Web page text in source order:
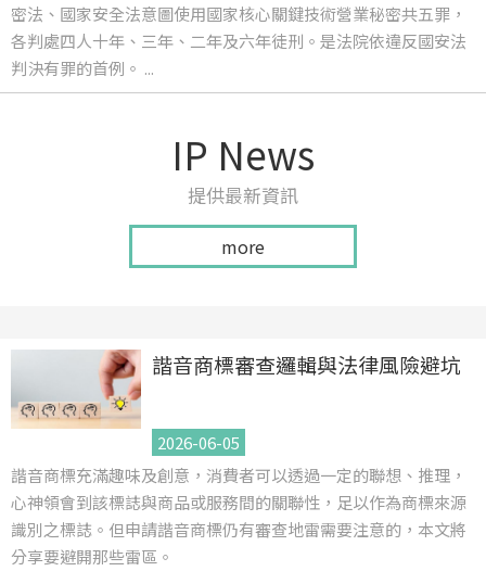
密法、國家安全法意圖使用國家核心關鍵技術營業秘密共五罪，
各判處四人十年、三年、二年及六年徒刑。是法院依違反國安法
判決有罪的首例。 ...
IP News
提供最新資訊
more
諧音商標審查邏輯與法律風險避坑
2026-06-05
諧音商標充滿趣味及創意，消費者可以透過一定的聯想、推理，
心神領會到該標誌與商品或服務間的關聯性，足以作為商標來源
識別之標誌。但申請諧音商標仍有審查地雷需要注意的，本文將
分享要避開那些雷區。